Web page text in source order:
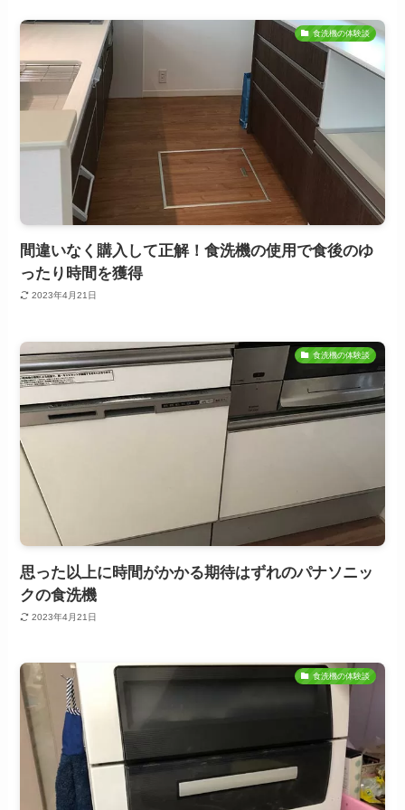
食洗機の体験談
間違いなく購入して正解！食洗機の使用で食後のゆ
ったり時間を獲得
2023年4月21日
食洗機の体験談
思った以上に時間がかかる期待はずれのパナソニッ
クの食洗機
2023年4月21日
食洗機の体験談